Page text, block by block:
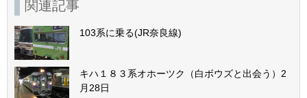
関連記事
103系に乗る(JR奈良線)
キハ１８３系オホーツク（白ボウズと出会う）2
月28日